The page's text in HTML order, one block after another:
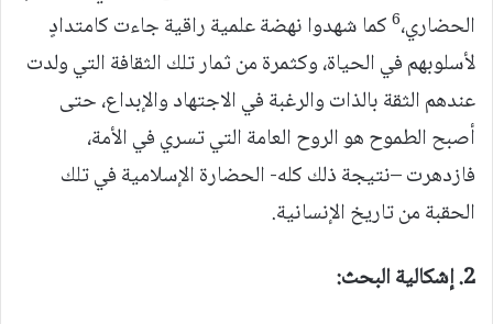
الحضاري،6كما شهدوا نهضة علمية راقية جاءت كامتدادٍ
لأسلوبهم في الحياة، وكثمرة من ثمار تلك الثقافة التي ولدت
عندهم الثقة بالذات والرغبة في الاجتهاد والإبداع، حتى
أصبح الطموح هو الروح العامة التي تسري في الأمة،
فازدهرت –نتيجة ذلك كله- الحضارة الإسلامية في تلك
الحقبة من تاريخ الإنسانية.
2. إشكالية البحث: